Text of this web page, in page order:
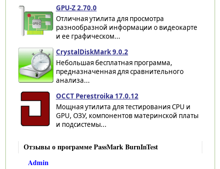
GPU-Z 2.70.0
Отличная утилита для просмотра
разнообразной информации о видеокарте
и ее графическом...
CrystalDiskMark 9.0.2
Небольшая бесплатная программа,
предназначенная для сравнительного
анализа...
OCCT Perestroika 17.0.12
Мощная утилита для тестирования CPU и
GPU, ОЗУ, компонентов материнской платы
и подсистемы...
Отзывы о программе PassMark BurnInTest
Admin